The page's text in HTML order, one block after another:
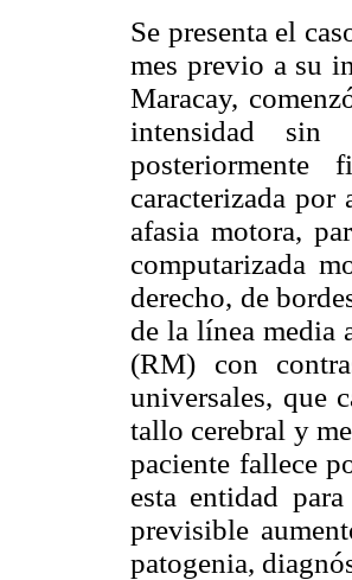
Se presenta el
mes previo a su
Maracay,
intensidad sin
caracterizada por
afasia motora,
computarizada
derecho, de
de la línea media
(RM) con
universales, que
tallo cerebral y
paciente fallece
esta entidad
previsible
patogenia,